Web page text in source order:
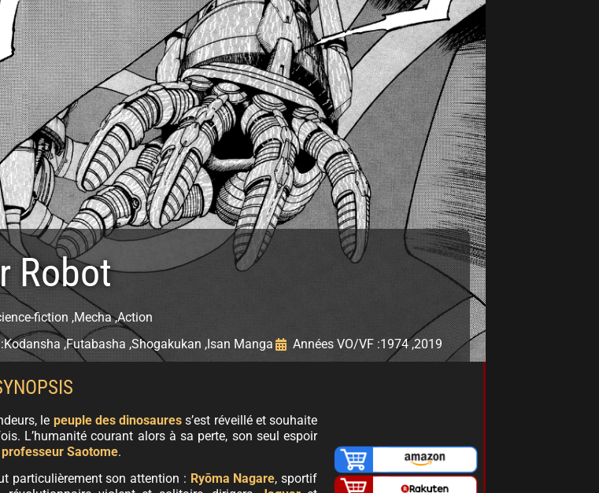
Robot
fiction ,Mecha ,Action
Kodansha ,Futabasha ,Shogakukan ,Isan Manga Années VO/VF :1974 ,2019
le peuple des dinosaures s’est réveillé et souhaite
L’humanité courant alors à sa perte, son seul espoir
professeur Saotome.
particulièrement son attention : Ryōma Nagare, sportif